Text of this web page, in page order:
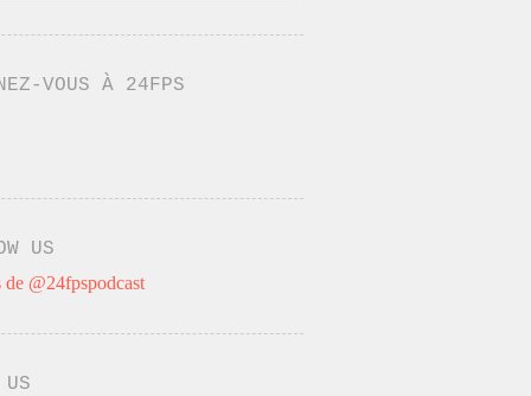
VOUS À 24FPS
US
de @24fpspodcast